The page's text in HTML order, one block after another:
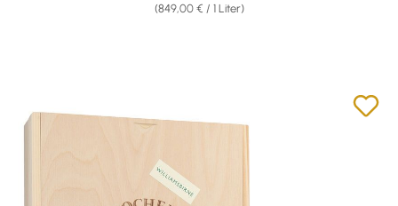
(849,00 € / 1 Liter)